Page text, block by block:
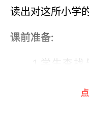
读出对这所小学
课前准备:
1.学生查找